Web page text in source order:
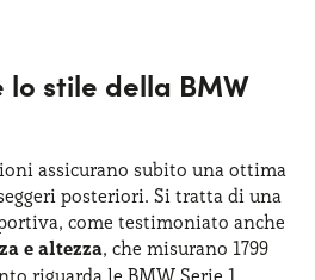
è stata realizzata con la
precedente,
state leggermente aumentate.
lungo termine è una scelta ideale
il massimo del comfort e
dell’acquisto. Questa
apprezzata sia dai privati che
flessibili e convenienti che
lo stile della BMW
assicurano subito una ottima
posteriori. Si tratta di una
come testimoniato anche
e altezza, che misurano 1799